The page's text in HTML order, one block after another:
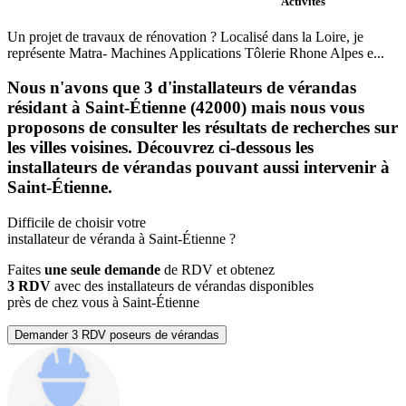
Un projet de travaux de rénovation ? Localisé dans la Loire, je
représente Matra- Machines Applications Tôlerie Rhone Alpes e...
Nous n'avons que 3 d'installateurs de vérandas
résidant à Saint-Étienne (42000) mais nous vous
proposons de consulter les résultats de recherches sur
les villes voisines. Découvrez ci-dessous les
installateurs de vérandas pouvant aussi intervenir à
Saint-Étienne.
Difficile de choisir votre
installateur de véranda à Saint-Étienne ?
Faites une seule demande de RDV et obtenez
3 RDV avec des installateurs de vérandas disponibles
près de chez vous à Saint-Étienne
Demander 3 RDV poseurs de vérandas